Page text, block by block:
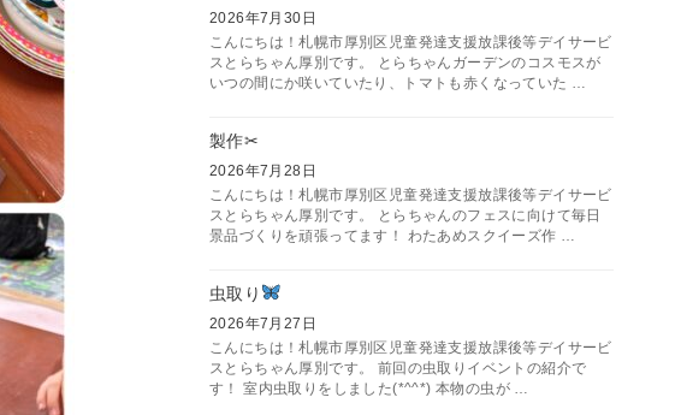
2026年7月30日
こんにちは！札幌市厚別区児童発達支援放課後等デイサービ
スとらちゃん厚別です。 とらちゃんガーデンのコスモスが
いつの間にか咲いていたり、トマトも赤くなっていた …
製作✂
2026年7月28日
こんにちは！札幌市厚別区児童発達支援放課後等デイサービ
スとらちゃん厚別です。 とらちゃんのフェスに向けて毎日
景品づくりを頑張ってます！ わたあめスクイーズ作 …
虫取り
2026年7月27日
こんにちは！札幌市厚別区児童発達支援放課後等デイサービ
スとらちゃん厚別です。 前回の虫取りイベントの紹介で
す！ 室内虫取りをしました(*^^*) 本物の虫が …